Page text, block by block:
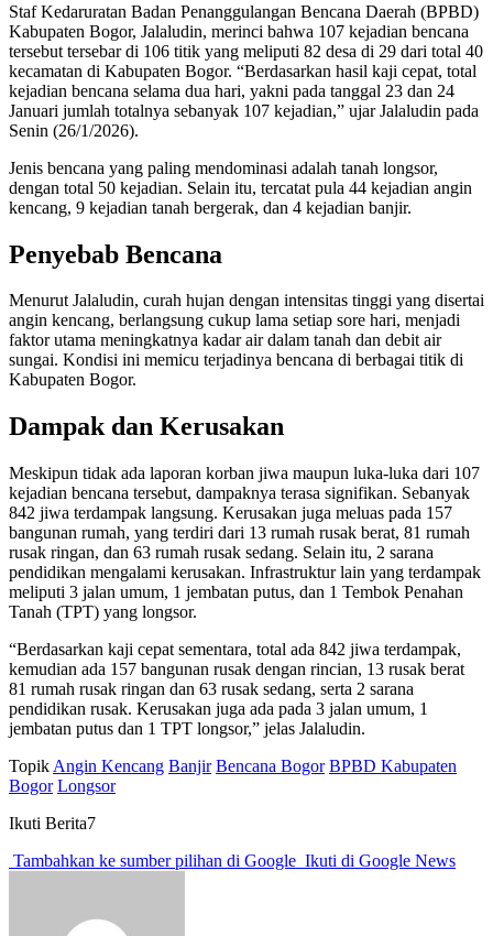
Staf Kedaruratan Badan Penanggulangan Bencana Daerah (BPBD)
Kabupaten Bogor, Jalaludin, merinci bahwa 107 kejadian bencana
tersebut tersebar di 106 titik yang meliputi 82 desa di 29 dari total 40
kecamatan di Kabupaten Bogor. “Berdasarkan hasil kaji cepat, total
kejadian bencana selama dua hari, yakni pada tanggal 23 dan 24
Januari jumlah totalnya sebanyak 107 kejadian,” ujar Jalaludin pada
Senin (26/1/2026).
Jenis bencana yang paling mendominasi adalah tanah longsor,
dengan total 50 kejadian. Selain itu, tercatat pula 44 kejadian angin
kencang, 9 kejadian tanah bergerak, dan 4 kejadian banjir.
Penyebab Bencana
Menurut Jalaludin, curah hujan dengan intensitas tinggi yang disertai
angin kencang, berlangsung cukup lama setiap sore hari, menjadi
faktor utama meningkatnya kadar air dalam tanah dan debit air
sungai. Kondisi ini memicu terjadinya bencana di berbagai titik di
Kabupaten Bogor.
Dampak dan Kerusakan
Meskipun tidak ada laporan korban jiwa maupun luka-luka dari 107
kejadian bencana tersebut, dampaknya terasa signifikan. Sebanyak
842 jiwa terdampak langsung. Kerusakan juga meluas pada 157
bangunan rumah, yang terdiri dari 13 rumah rusak berat, 81 rumah
rusak ringan, dan 63 rumah rusak sedang. Selain itu, 2 sarana
pendidikan mengalami kerusakan. Infrastruktur lain yang terdampak
meliputi 3 jalan umum, 1 jembatan putus, dan 1 Tembok Penahan
Tanah (TPT) yang longsor.
“Berdasarkan kaji cepat sementara, total ada 842 jiwa terdampak,
kemudian ada 157 bangunan rusak dengan rincian, 13 rusak berat
81 rumah rusak ringan dan 63 rusak sedang, serta 2 sarana
pendidikan rusak. Kerusakan juga ada pada 3 jalan umum, 1
jembatan putus dan 1 TPT longsor,” jelas Jalaludin.
Topik Angin Kencang Banjir Bencana Bogor BPBD Kabupaten
Bogor Longsor
Ikuti Berita7
Tambahkan ke sumber pilihan di Google Ikuti di Google News